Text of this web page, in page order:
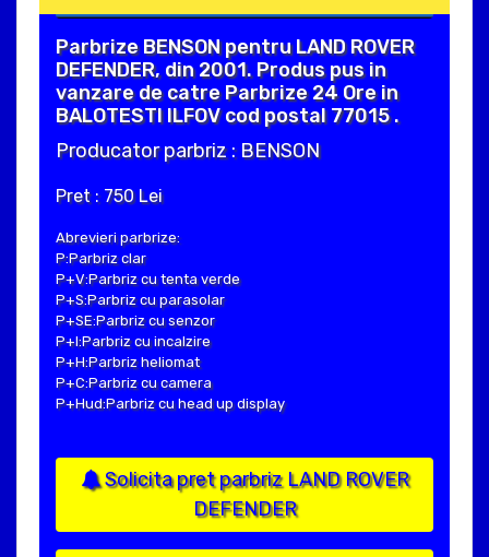
Parbrize BENSON pentru LAND ROVER
DEFENDER, din 2001. Produs pus in
vanzare de catre Parbrize 24 Ore in
BALOTESTI ILFOV cod postal 77015 .
Producator parbriz : BENSON
Pret : 750 Lei
Abrevieri parbrize:
P:Parbriz clar
P+V:Parbriz cu tenta verde
P+S:Parbriz cu parasolar
P+SE:Parbriz cu senzor
P+I:Parbriz cu incalzire
P+H:Parbriz heliomat
P+C:Parbriz cu camera
P+Hud:Parbriz cu head up display
Solicita pret parbriz LAND ROVER
DEFENDER